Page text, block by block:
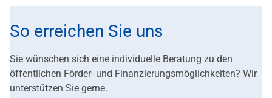
So erreichen Sie uns
Sie wünschen sich eine individuelle Beratung zu den
öffentlichen Förder- und Finanzierungsmöglichkeiten? Wir
unterstützen Sie gerne.